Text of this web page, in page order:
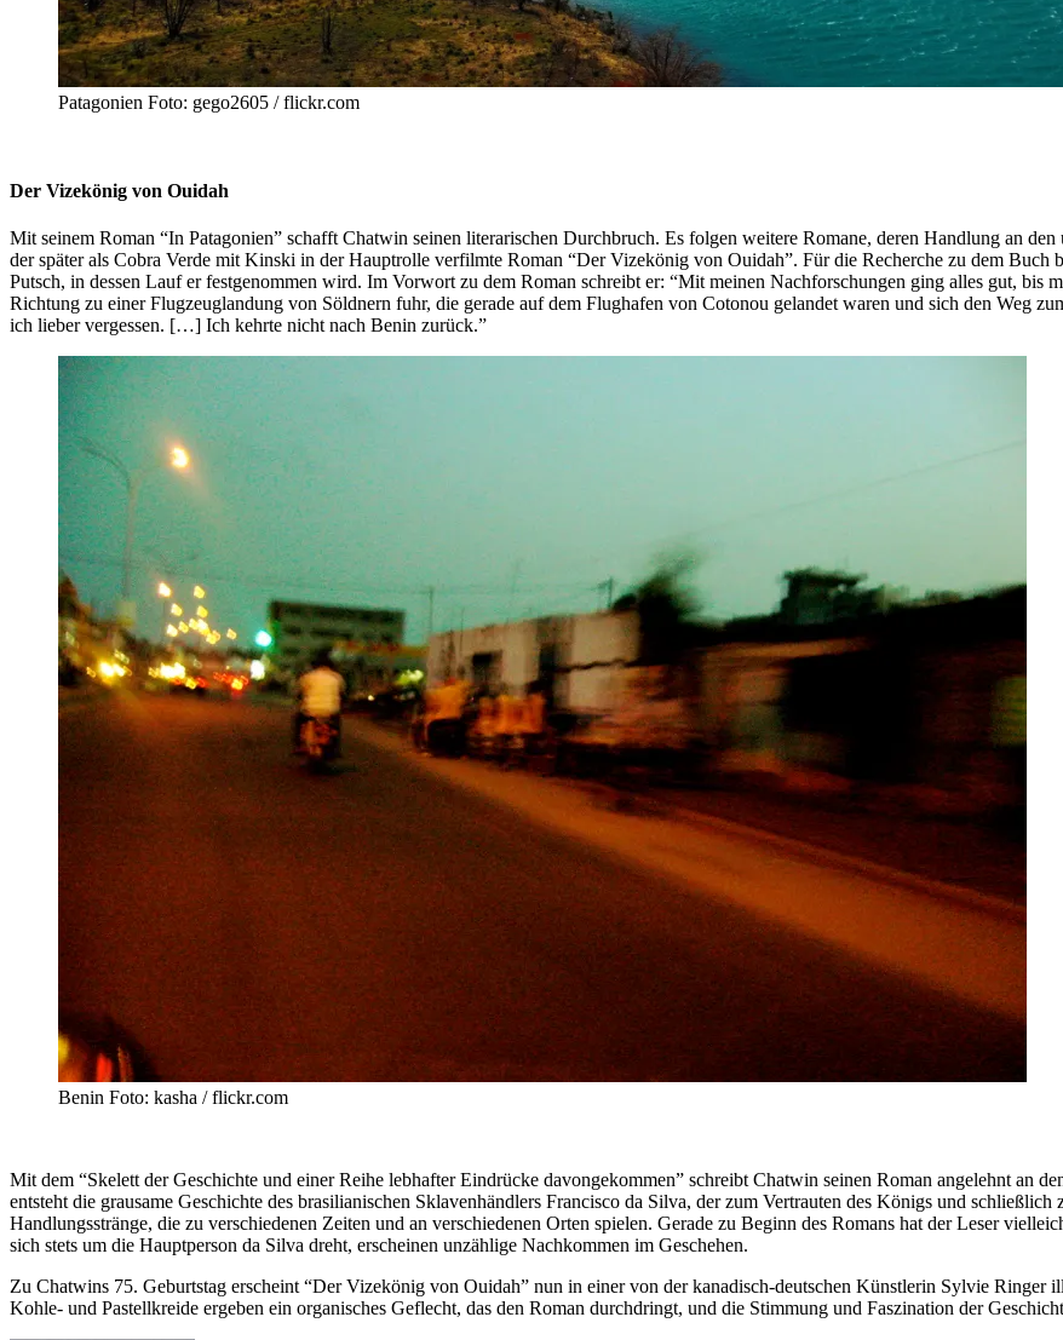
Patagonien Foto: gego2605 / flickr.com
Der Vizekönig von Ouidah
Mit seinem Roman “In Patagonien” schafft Chatwin seinen literarischen Durchbruch. Es folgen weitere Romane, deren Handlung an
der später als Cobra Verde mit Kinski in der Hauptrolle verfilmte Roman “Der Vizekönig von Ouidah”. Für die Recherche zu dem Buch
Putsch, in dessen Lauf er festgenommen wird. Im Vorwort zu dem Roman schreibt er: “Mit meinen Nachforschungen ging alles gut, bis
Richtung zu einer Flugzeuglandung von Söldnern fuhr, die gerade auf dem Flughafen von Cotonou gelandet waren und sich den Weg
ich lieber vergessen. […] Ich kehrte nicht nach Benin zurück.”
Benin Foto: kasha / flickr.com
Mit dem “Skelett der Geschichte und einer Reihe lebhafter Eindrücke davongekommen” schreibt Chatwin seinen Roman angelehnt an
entsteht die grausame Geschichte des brasilianischen Sklavenhändlers Francisco da Silva, der zum Vertrauten des Königs und
Handlungsstränge, die zu verschiedenen Zeiten und an verschiedenen Orten spielen. Gerade zu Beginn des Romans hat der Leser
sich stets um die Hauptperson da Silva dreht, erscheinen unzählige Nachkommen im Geschehen.
Zu Chatwins 75. Geburtstag erscheint “Der Vizekönig von Ouidah” nun in einer von der kanadisch-deutschen Künstlerin Sylvie
Kohle- und Pastellkreide ergeben ein organisches Geflecht, das den Roman durchdringt, und die Stimmung und Faszination der